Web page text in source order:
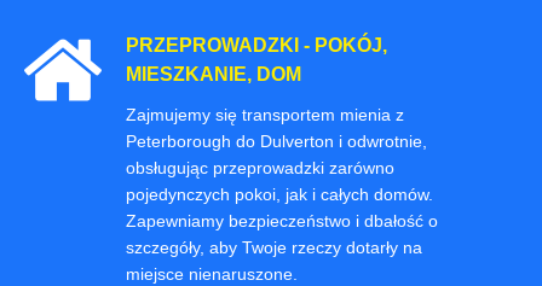
PRZEPROWADZKI - POKÓJ,
MIESZKANIE, DOM
Zajmujemy się transportem mienia z
Peterborough do Dulverton i odwrotnie,
obsługując przeprowadzki zarówno
pojedynczych pokoi, jak i całych domów.
Zapewniamy bezpieczeństwo i dbałość o
szczegóły, aby Twoje rzeczy dotarły na
miejsce nienaruszone.